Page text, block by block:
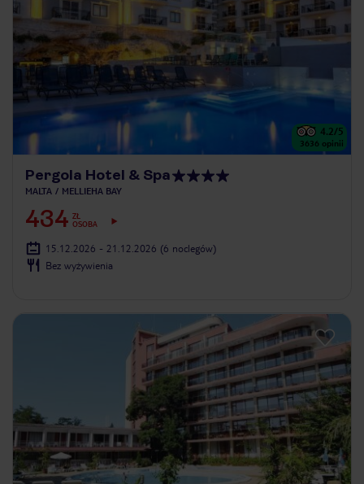
4.2/5
3636 opinii
Pergola Hotel & Spa
MALTA MELLIEHA BAY
434 ZŁ
OSOBA
15.12.2026 - 21.12.2026 (6 noclegów)
Bez wyżywienia